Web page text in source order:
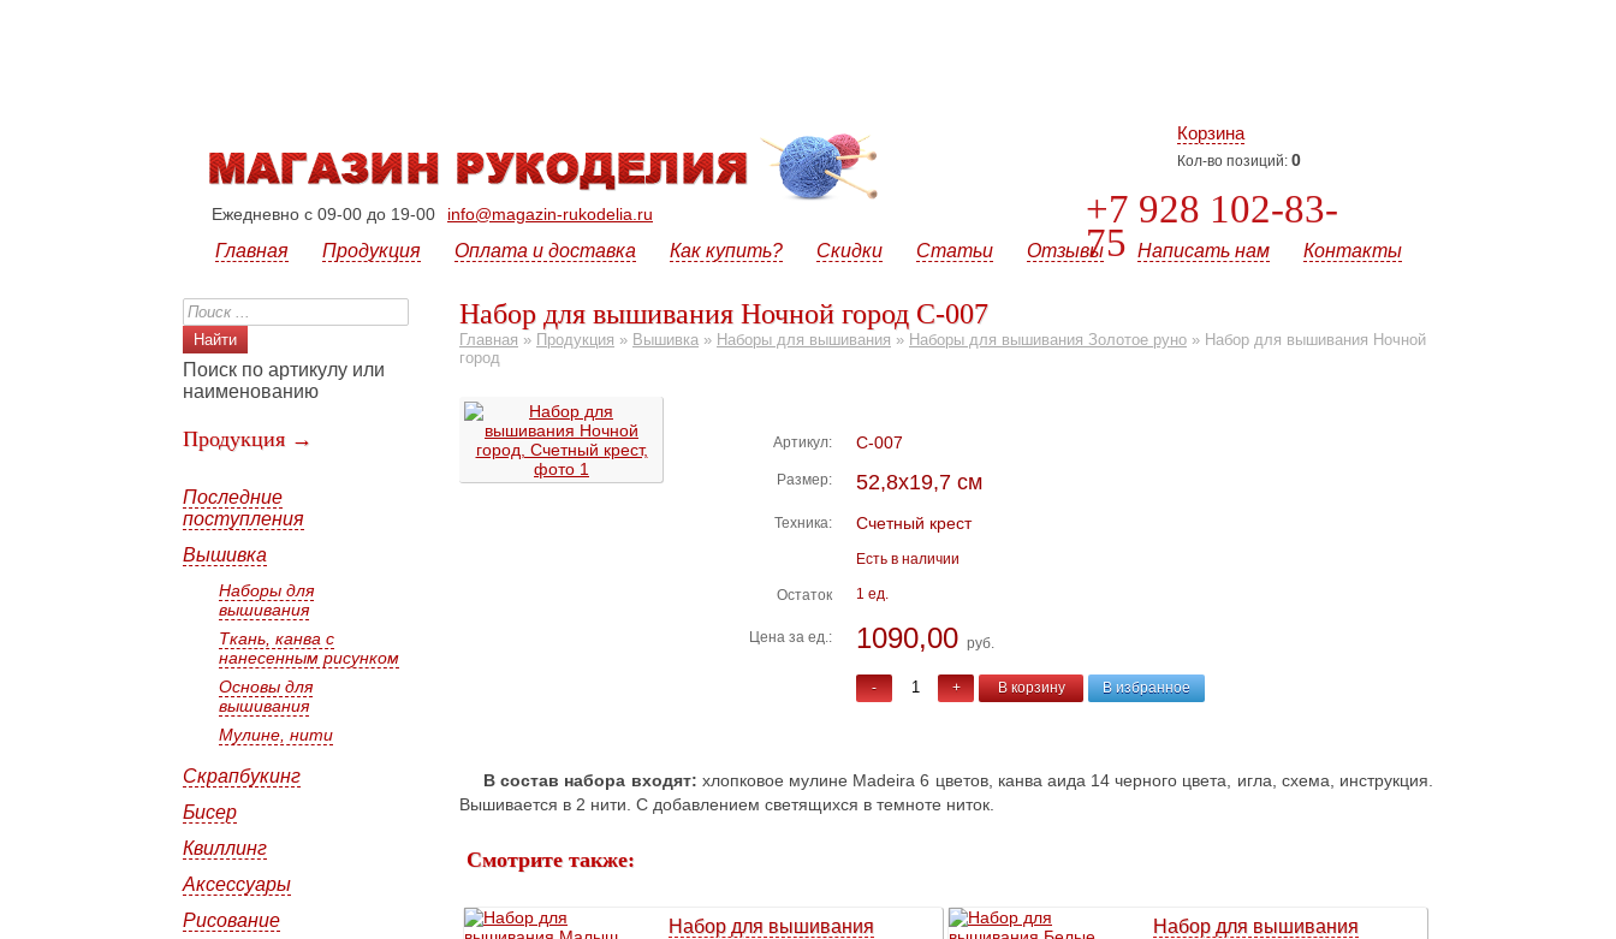
Корзина
Кол-во позиций: 0
+7 928 102-83-
75
Ежедневно с 09-00 до 19-00 info@magazin-rukodelia.ru
Главная Продукция Оплата и доставка Как купить? Скидки Статьи Отзывы Написать нам Контакты
Поиск по артикулу или
наименованию
Продукция →
Последние
поступления
Вышивка
Наборы для
вышивания
Ткань, канва с
нанесенным рисунком
Основы для
вышивания
Мулине, нити
Скрапбукинг
Бисер
Квиллинг
Аксессуары
Рисование
Набор для вышивания Ночной город С-007
Главная » Продукция » Вышивка » Наборы для вышивания » Наборы для вышивания Золотое руно » Набор для вышивания Ночной
город
Артикул: С-007
Размер: 52,8х19,7 см
Техника: Счетный крест
Есть в наличии
Остаток 1 ед.
Цена за ед.: 1090,00 руб.
- + В корзину В избранное
В состав набора входят: хлопковое мулине Madeira 6 цветов, канва аида 14 черного цвета, игла, схема, инструкция.
Вышивается в 2 нити. С добавлением светящихся в темноте ниток.
Смотрите также:
Набор для вышивания
Набор для вышивания